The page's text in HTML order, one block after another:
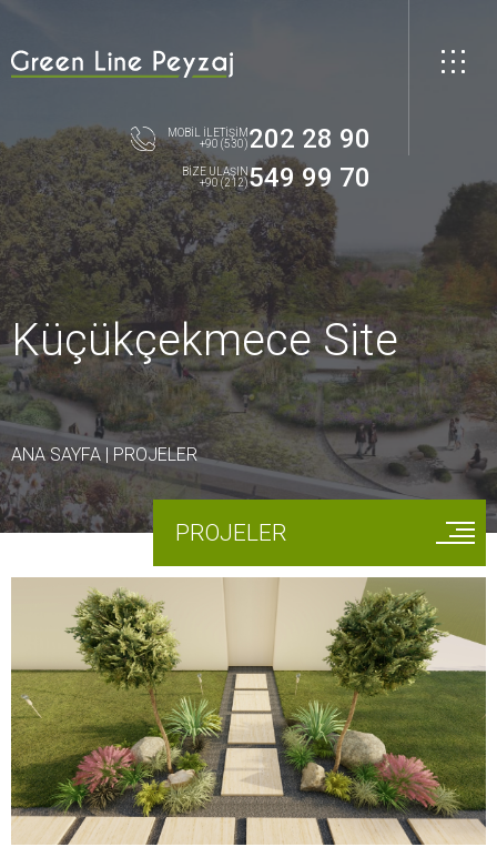
MOBİL İLETİŞİM
+90 (530)202 28 90
BİZE ULAŞIN
+90 (212)549 99 70
Küçükçekmece Site
ANA SAYFA | PROJELER
PROJELER